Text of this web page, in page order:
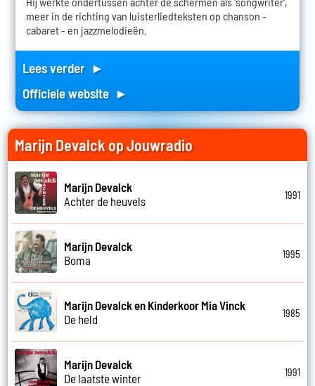
meer in de richting van luisterliedteksten op chanson -
cabaret - en jazzmelodieën.
Lees verder ►
Officiele website ►
Marijn Devalck op Jouwradio
Marijn Devalck
Achter de heuvels
1991
Marijn Devalck
Boma
1995
Marijn Devalck en Kinderkoor Mia Vinck
De held
1985
Marijn Devalck
De laatste winter
1991